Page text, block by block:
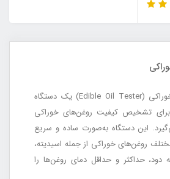
دستگاه تستر روغن خوراکی (Edible Oil Tester) یک دستگاه
برای تشخیص کیفیت روغن‌های خوراکی
این دستگاه به‌صورت ساده و سریع
روغن‌های خوراکی از جمله اسیدیته،
دود، حداکثر و حداقل دمای روغن‌ها را